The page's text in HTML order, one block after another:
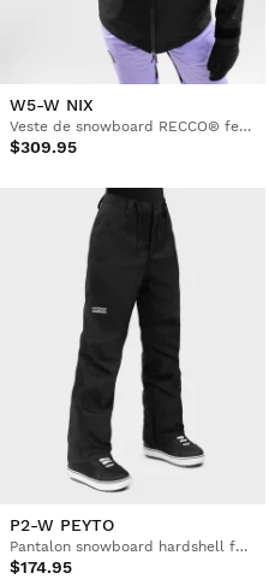
W5-W NIX
Veste de snowboard RECCO® femme
$309.95
P2-W PEYTO
Pantalon snowboard hardshell femme
$174.95